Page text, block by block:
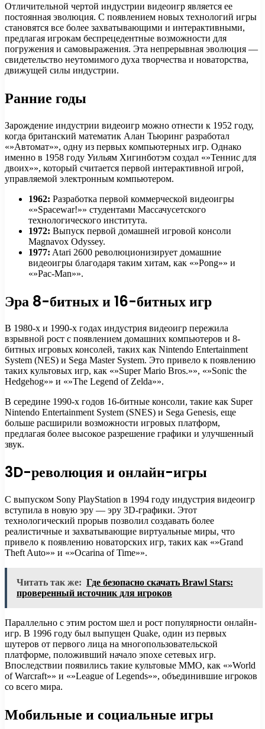
Отличительной чертой индустрии видеоигр является ее
постоянная эволюция. С появлением новых технологий игры
становятся все более захватывающими и интерактивными,
предлагая игрокам беспрецедентные возможности для
погружения и самовыражения. Эта непрерывная эволюция —
свидетельство неутомимого духа творчества и новаторства,
движущей силы индустрии.
Ранние годы
Зарождение индустрии видеоигр можно отнести к 1952 году,
когда британский математик Алан Тьюринг разработал
«»Автомат»», одну из первых компьютерных игр. Однако
именно в 1958 году Уильям Хигинботэм создал «»Теннис для
двоих»», который считается первой интерактивной игрой,
управляемой электронным компьютером.
1962: Разработка первой коммерческой видеоигры
«»Spacewar!»» студентами Массачусетского
технологического института.
1972: Выпуск первой домашней игровой консоли
Magnavox Odyssey.
1977: Atari 2600 революционизирует домашние
видеоигры благодаря таким хитам, как «»Pong»» и
«»Pac-Man»».
Эра 8-битных и 16-битных игр
В 1980-х и 1990-х годах индустрия видеоигр пережила
взрывной рост с появлением домашних компьютеров и 8-
битных игровых консолей, таких как Nintendo Entertainment
System (NES) и Sega Master System. Это привело к появлению
таких культовых игр, как «»Super Mario Bros.»», «»Sonic the
Hedgehog»» и «»The Legend of Zelda»».
В середине 1990-х годов 16-битные консоли, такие как Super
Nintendo Entertainment System (SNES) и Sega Genesis, еще
больше расширили возможности игровых платформ,
предлагая более высокое разрешение графики и улучшенный
звук.
3D-революция и онлайн-игры
С выпуском Sony PlayStation в 1994 году индустрия видеоигр
вступила в новую эру — эру 3D-графики. Этот
технологический прорыв позволил создавать более
реалистичные и захватывающие виртуальные миры, что
привело к появлению новаторских игр, таких как «»Grand
Theft Auto»» и «»Ocarina of Time»».
Читать так же: Где безопасно скачать Brawl Stars:
проверенный источник для игроков
Параллельно с этим ростом шел и рост популярности онлайн-
игр. В 1996 году был выпущен Quake, один из первых
шутеров от первого лица на многопользовательской
платформе, положивший начало эпохе сетевых игр.
Впоследствии появились такие культовые MMO, как «»World
of Warcraft»» и «»League of Legends»», объединившие игроков
со всего мира.
Мобильные и социальные игры